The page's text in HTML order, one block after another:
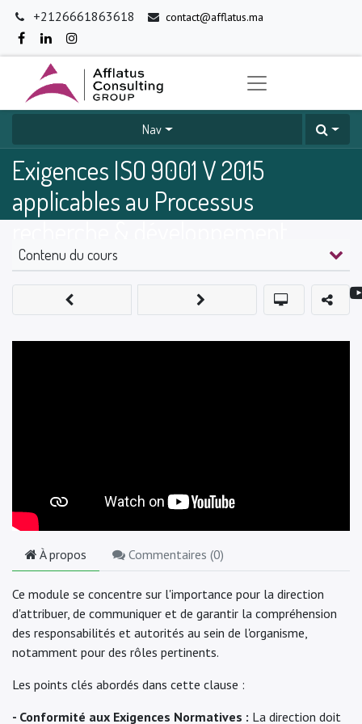
+2126661863618 contact@afflatus.ma
Nav
Exigences ISO 9001 V 2015
applicables au Processus
Contenu du cours
À propos Commentaires (0)
Ce module se concentre sur l'importance pour la direction
d'attribuer, de communiquer et de garantir la compréhension
des responsabilités et autorités au sein de l'organisme,
notamment pour des rôles pertinents.
Les points clés abordés dans cette clause :
- Conformité aux Exigences Normatives : La direction doit